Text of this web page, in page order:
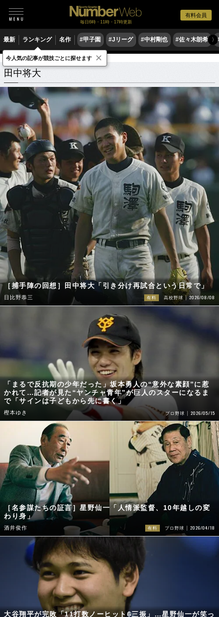
有料会員
毎日6時・11時・17時更新
最新 ランキング 名作 #甲子園 #Jリーグ #中村剛也 #佐々木朗希 〉
田中将大 関連記事
田中将大
［捕手陣の回想］田中将大「引き分け再試合という日常で」
日比野恭三 有料 高校野球 2026/08/08
「まるで反抗期の少年だった」坂本勇人の“意外な素顔”に惹
かれて…記者が見た“ヤンチャ青年”が巨人のスターになるま
で「サインは子どもから先に書く」
樫本ゆき プロ野球 2026/05/15
［名参謀たちの証言］星野仙一「人情派監督、10年越しの変
わり身」
酒井俊作 有料 プロ野球 2026/04/18
大谷翔平が完敗「11打数ノーヒット6三振」…星野仙一が笑っ
今人気の記事が競技ごとに探せます ×